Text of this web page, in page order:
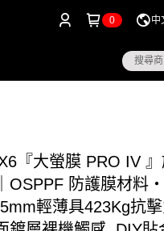
0 中
『大螢膜 PRO IV
OSPPF 防護膜材料
輕薄具423Kg抗擊